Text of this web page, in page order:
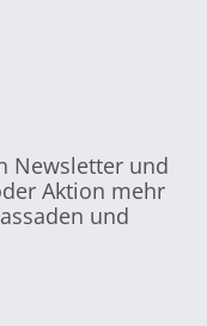
Newsletter und
Aktion mehr
und